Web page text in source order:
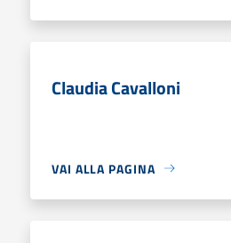
Claudia Cavalloni
VAI ALLA PAGINA